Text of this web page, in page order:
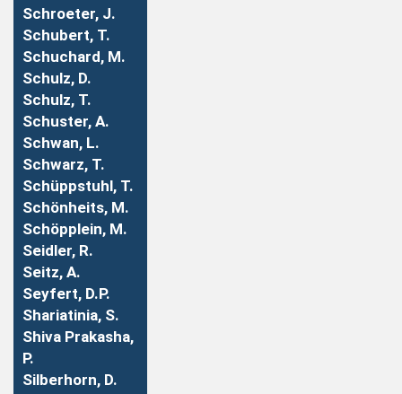
Schroeter, J.
Schubert, T.
Schuchard, M.
Schulz, D.
Schulz, T.
Schuster, A.
Schwan, L.
Schwarz, T.
Schüppstuhl, T.
Schönheits, M.
Schöpplein, M.
Seidler, R.
Seitz, A.
Seyfert, D.P.
Shariatinia, S.
Shiva Prakasha,
P.
Silberhorn, D.